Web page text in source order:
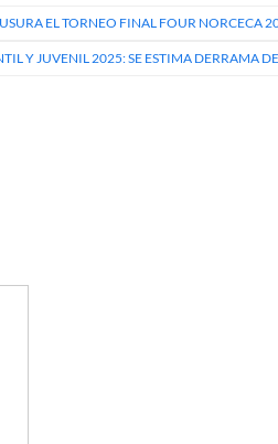
EL TORNEO FINAL FOUR NORCECA
Y JUVENIL 2025: SE ESTIMA DERRAMA